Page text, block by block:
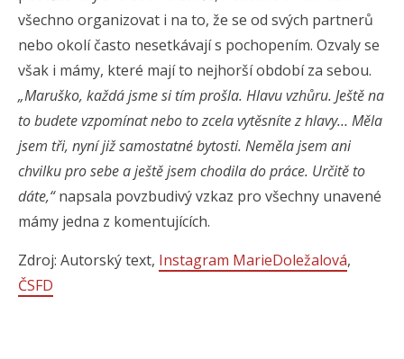
všechno organizovat i na to, že se od svých partnerů
nebo okolí často nesetkávají s pochopením. Ozvaly se
však i mámy, které mají to nejhorší období za sebou.
„Maruško, každá jsme si tím prošla. Hlavu vzhůru. Ještě na
to budete vzpomínat nebo to zcela vytěsníte z hlavy… Měla
jsem tři, nyní již samostatné bytosti. Neměla jsem ani
chvilku pro sebe a ještě jsem chodila do práce. Určitě to
dáte,“napsala povzbudivý vzkaz pro všechny unavené
mámy jedna z komentujících.
Zdroj: Autorský text, Instagram MarieDoležalová,
ČSFD